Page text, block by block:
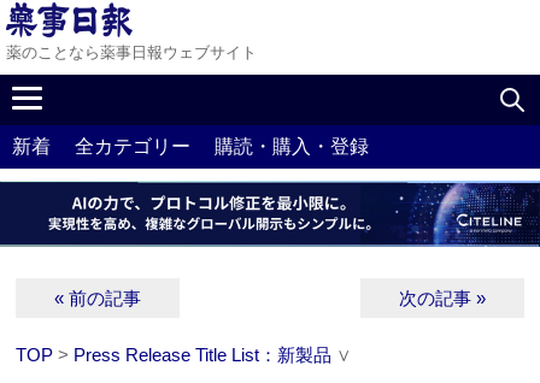
薬のことなら薬事日報ウェブサイト
新着 全カテゴリー 購読・購入・登録
« 前の記事 次の記事 »
TOP > Press Release Title List：新製品 ∨